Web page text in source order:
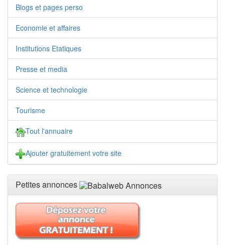
Blogs et pages perso
Economie et affaires
Institutions Etatiques
Presse et media
Science et technologie
Tourisme
Tout l'annuaire
Ajouter gratuitement votre site
Petites annonces